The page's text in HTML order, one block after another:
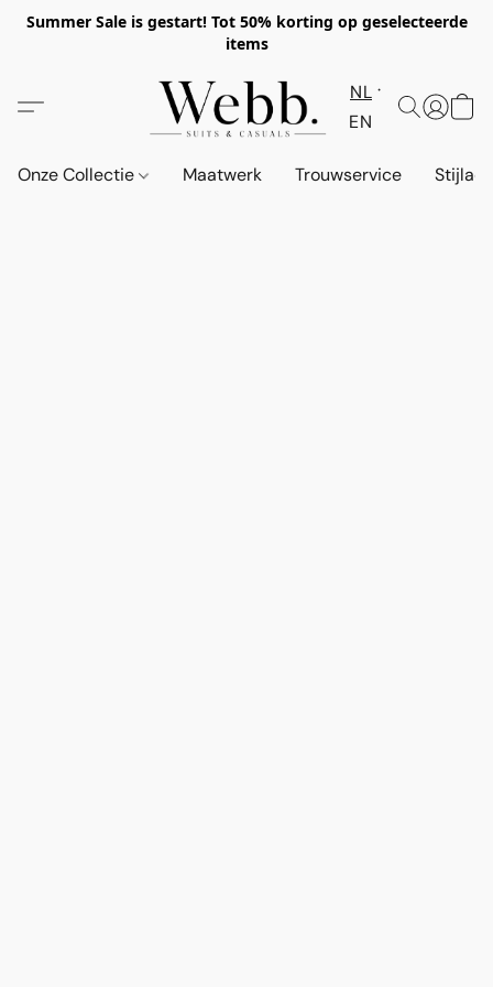
Summer Sale is gestart! Tot 50% korting op geselecteerde
items
NL
EN
Onze Collectie Maatwerk Trouwservice